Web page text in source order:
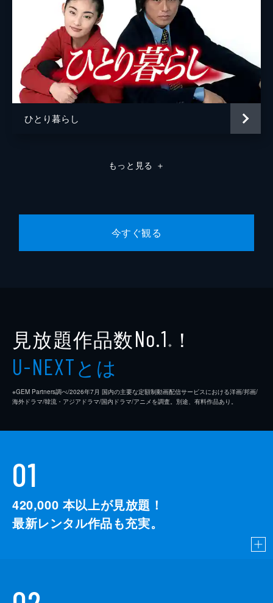
渉が目的だが･･･｡
#9 復讐
"立花金融"に詐欺を仕掛けて5000万円融資さ
せたライト商事と､意外な人物たちの癒着が
発覚し･･･｡
46分
ゆき(小泉今日子)は､直(筒井道隆)の父･峻か
ひとり暮らし
もっと見る ＋
今すぐ観る
見放題作品数No.1 ※ ！
U-NEXTとは
※GEM Partners調べ/2026年7⽉ 国内の主要な定額制動画配信サービスにおける洋画/邦画/
海外ドラマ/韓流・アジアドラマ/国内ドラマ/アニメを調査。別途、有料作品あり。
01
420,000 本以上が見放題！
最新レンタル作品も充実。